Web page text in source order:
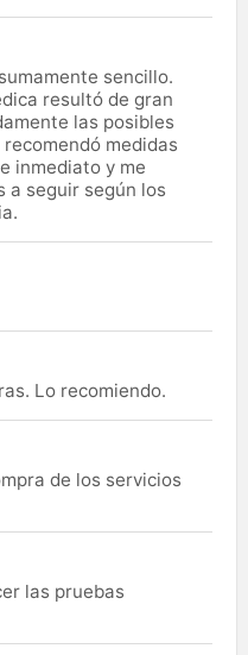
sencillo.
resultó de gran
las posibles
medidas
inmediato y me
a seguir según los
Lo recomiendo.
de los servicios
las pruebas